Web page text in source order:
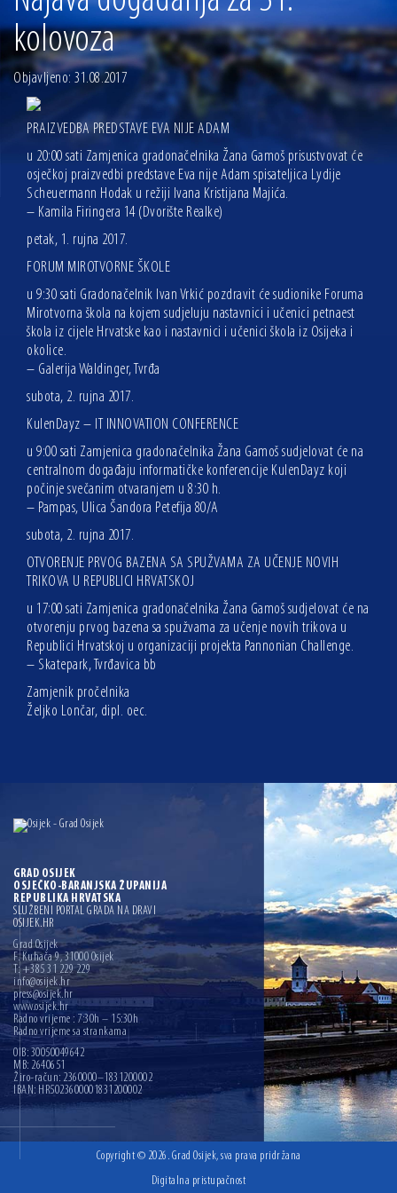
13.07.2026 | Ljetnim izdanjem Večeri vina i umjetnosti završen Vinski mjesec
07.07.2026 | Održana 8. sjednica Gradskog vijeća Grada Osijeka. Gradonačelnik
Radić istaknuo da je u osječke vrtiće upisan rekordan broj djece, te najavio cjelovitu
obnovu glavnog osječkog Trga Ante Starčevića
06.07.2026 | Brevis koncertom u Zlatnoj dvorani Musikvereina obilježio 30 godina
04.07.2026 | Zbog povoljnih vodostaja i pravodobnih mjera komarci ove godine pod
kontrolom
04.08.2026 | U Osijeku obilježen Dan pobjede i domovinske zahvalnosti i Dan
hrvatskih branitelja
kolovoza
Objavljeno: 31.08.2017
PRAIZVEDBA PREDSTAVE EVA NIJE ADAM
u 20:00 sati Zamjenica gradonačelnika Žana Gamoš prisustvovat će
osječkoj praizvedbi predstave Eva nije Adam spisateljica Lydije
Scheuermann Hodak u režiji Ivana Kristijana Majića.
– Kamila Firingera 14 (Dvorište Realke)
petak, 1. rujna 2017.
FORUM MIROTVORNE ŠKOLE
u 9:30 sati Gradonačelnik Ivan Vrkić pozdravit će sudionike Foruma
Mirotvorna škola na kojem sudjeluju nastavnici i učenici petnaest
škola iz cijele Hrvatske kao i nastavnici i učenici škola iz Osijeka i
okolice.
– Galerija Waldinger, Tvrđa
subota, 2. rujna 2017.
KulenDayz – IT INNOVATION CONFERENCE
u 9:00 sati Zamjenica gradonačelnika Žana Gamoš sudjelovat će na
centralnom događaju informatičke konferencije KulenDayz koji
počinje svečanim otvaranjem u 8:30 h.
– Pampas, Ulica Šandora Petefija 80/A
subota, 2. rujna 2017.
OTVORENJE PRVOG BAZENA SA SPUŽVAMA ZA UČENJE NOVIH
TRIKOVA U REPUBLICI HRVATSKOJ
u 17:00 sati Zamjenica gradonačelnika Žana Gamoš sudjelovat će na
otvorenju prvog bazena sa spužvama za učenje novih trikova u
Republici Hrvatskoj u organizaciji projekta Pannonian Challenge.
– Skatepark, Tvrđavica bb
Zamjenik pročelnika
Željko Lončar, dipl. oec.
GRAD OSIJEK
OSJEČKO-BARANJSKA ŽUPANIJA
REPUBLIKA HRVATSKA
SLUŽBENI PORTAL GRADA NA DRAVI
OSIJEK.HR
Grad Osijek
F. Kuhača 9, 31000 Osijek
T: +385 31 229 229
info@osijek.hr
press@osijek.hr
www.osijek.hr
Radno vrijeme : 7:30h – 15:30h
Radno vrijeme sa strankama
OIB: 30050049642
MB: 2640651
Žiro-račun: 2360000–1831200002
IBAN: HR5023600001831200002
Copyright © 2026. Grad Osijek, sva prava pridržana
Digitalna pristupačnost